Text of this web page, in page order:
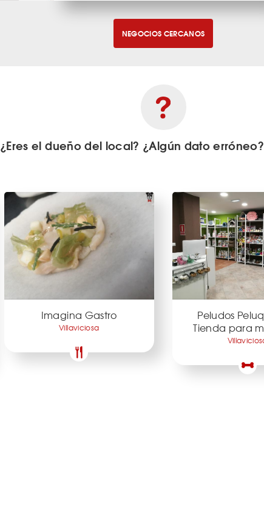
NEGOCIOS CERCANOS
¿Eres el dueño del local? ¿Algún dato erróneo?
Imagina Gastro
Villaviciosa
Peludos
Tienda para